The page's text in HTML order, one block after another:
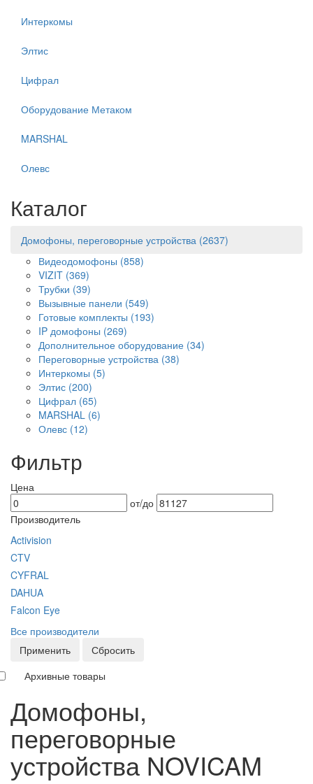
Интеркомы
Элтис
Цифрал
Оборудование Метаком
MARSHAL
Олевс
Каталог
Домофоны, переговорные устройства (2637)
Видеодомофоны (858)
VIZIT (369)
Трубки (39)
Вызывные панели (549)
Готовые комплекты (193)
IP домофоны (269)
Дополнительное оборудование (34)
Переговорные устройства (38)
Интеркомы (5)
Элтис (200)
Цифрал (65)
MARSHAL (6)
Олевс (12)
Фильтр
Цена
от/до
Производитель
Activision
CTV
CYFRAL
DAHUA
Falcon Eye
Все производители
Применить
Сбросить
Архивные товары
Домофоны,
переговорные
устройства NOVICAM